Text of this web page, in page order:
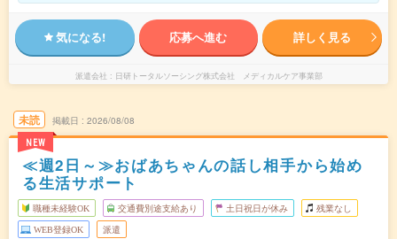
気になる! 応募へ進む 詳しく見る
派遣会社 日研トータルソーシング株式会社 メディカルケア事業部
未読
NEW
掲載日 2026/08/08
≪週2日～≫おばあちゃんの話し相手から始め
る生活サポート
職種未経験OK 交通費別途支給あり 土日祝日が休み 残業なし
WEB登録OK 派遣